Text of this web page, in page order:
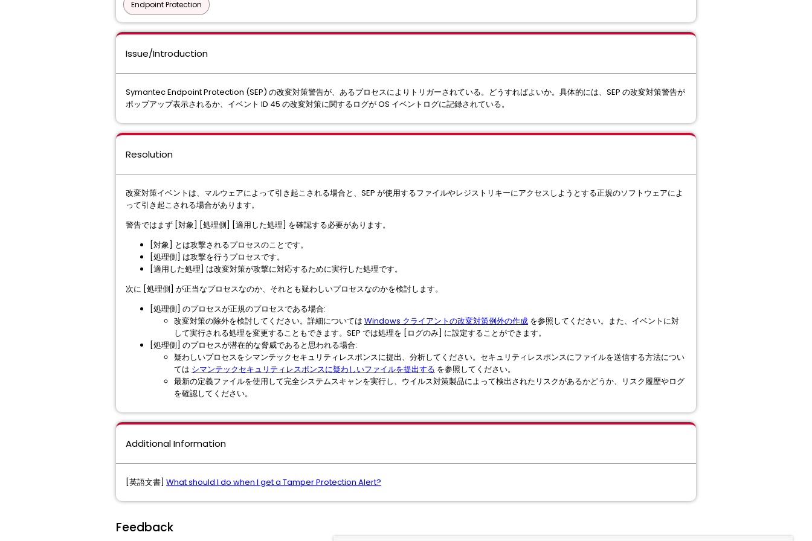
Endpoint Protection
Issue/Introduction
Symantec Endpoint Protection (SEP) の改変対策警告が、あるプロセスによりトリガーされている。どうすればよいか。具体的には、SEP の改変対策警告が
ポップアップ表示されるか、イベント ID 45 の改変対策に関するログが OS イベントログに記録されている。
Resolution
改変対策イベントは、マルウェアによって引き起こされる場合と、SEP が使用するファイルやレジストリキーにアクセスしようとする正規のソフトウェアによ
って引き起こされる場合があります。
警告ではまず [対象] [処理側] [適用した処理] を確認する必要があります。
[対象] とは攻撃されるプロセスのことです。
[処理側] は攻撃を行うプロセスです。
[適用した処理] は改変対策が攻撃に対応するために実行した処理です。
次に [処理側] が正当なプロセスなのか、それとも疑わしいプロセスなのかを検討します。
[処理側] のプロセスが正規のプロセスである場合:
改変対策の除外を検討してください。詳細については Windows クライアントの改変対策例外の作成 を参照してください。また、イベントに対
して実行される処理を変更することもできます。SEP では処理を [ログのみ] に設定することができます。
[処理側] のプロセスが潜在的な脅威であると思われる場合:
疑わしいプロセスをシマンテックセキュリティレスポンスに提出、分析してください。セキュリティレスポンスにファイルを送信する方法につい
ては シマンテックセキュリティレスポンスに疑わしいファイルを提出する を参照してください。
最新の定義ファイルを使用して完全システムスキャンを実行し、ウイルス対策製品によって検出されたリスクがあるかどうか、リスク履歴やログ
を確認してください。
Additional Information
[英語文書] What should I do when I get a Tamper Protection Alert?
Feedback